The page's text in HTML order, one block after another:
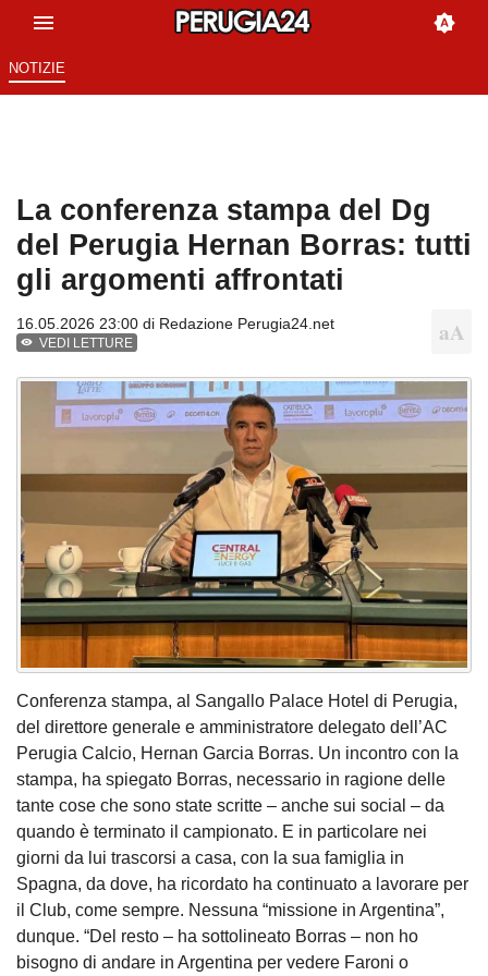
NOTIZIE
La conferenza stampa del Dg
del Perugia Hernan Borras: tutti
gli argomenti affrontati
16.05.2026 23:00 di Redazione Perugia24.net
VEDI LETTURE
Conferenza stampa, al Sangallo Palace Hotel di Perugia,
del direttore generale e amministratore delegato dell’AC
Perugia Calcio, Hernan Garcia Borras. Un incontro con la
stampa, ha spiegato Borras, necessario in ragione delle
tante cose che sono state scritte – anche sui social – da
quando è terminato il campionato. E in particolare nei
giorni da lui trascorsi a casa, con la sua famiglia in
Spagna, da dove, ha ricordato ha continuato a lavorare per
il Club, come sempre. Nessuna “missione in Argentina”,
dunque. “Del resto – ha sottolineato Borras – non ho
bisogno di andare in Argentina per vedere Faroni o